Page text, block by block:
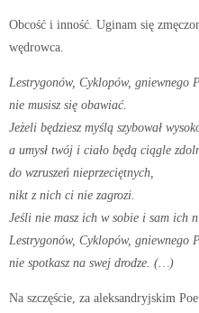
Obcość i inność. Uginam się
wędrowca.
Lestrygonów, Cyklopów, gniewnego
nie musisz się obawiać.
Jeżeli będziesz myślą szybował
a umysł twój i ciało będą ciągle
do wzruszeń nieprzeciętnych,
nikt z nich ci nie zagrozi.
Jeśli nie masz ich w sobie i sam ich
Lestrygonów, Cyklopów, gniewnego
nie spotkasz na swej drodze. (…)
Na szczęście, za aleksandryjskim